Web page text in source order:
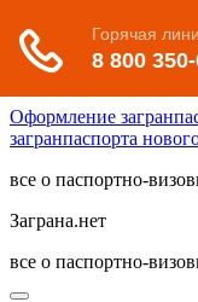
Оформление
загранпаспорта
все о паспортно-
Заграна.нет
все о паспортно-